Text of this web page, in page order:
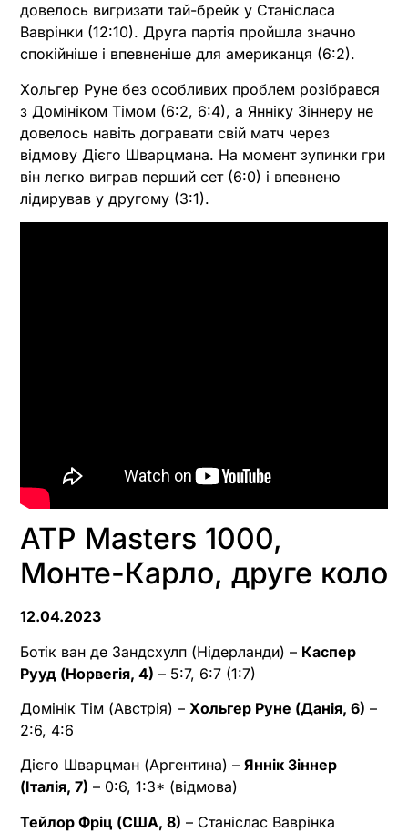
довелось вигризати тай-брейк у Станісласа
Ваврінки (12:10). Друга партія пройшла значно
спокійніше і впевненіше для американця (6:2).
Хольгер Руне без особливих проблем розібрався
з Домініком Тімом (6:2, 6:4), а Янніку Зіннеру не
довелось навіть догравати свій матч через
відмову Дієго Шварцмана. На момент зупинки гри
він легко виграв перший сет (6:0) і впевнено
лідирував у другому (3:1).
ATP Masters 1000,
Монте-Карло, друге коло
12.04.2023
Ботік ван де Зандсхулп (Нідерланди) – Каспер
Рууд (Норвегія, 4) – 5:7, 6:7 (1:7)
Домінік Тім (Австрія) – Хольгер Руне (Данія, 6) –
2:6, 4:6
Дієго Шварцман (Аргентина) – Яннік Зіннер
(Італія, 7) – 0:6, 1:3* (відмова)
Тейлор Фріц (США, 8) – Станіслас Ваврінка